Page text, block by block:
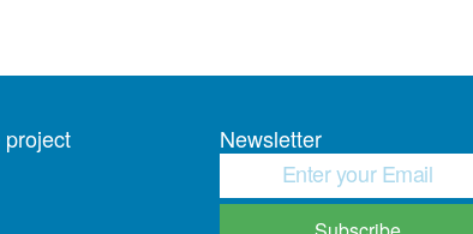
Newsletter